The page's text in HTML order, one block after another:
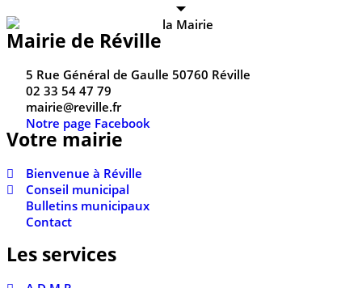
Mairie de Réville
5 Rue Général de Gaulle 50760 Réville
02 33 54 47 79
mairie@reville.fr
Notre page Facebook
Votre mairie
Bienvenue à Réville
Conseil municipal
Bulletins municipaux
Contact
Les services